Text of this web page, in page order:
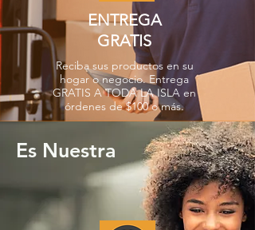
ENTREGA
GRATIS
Reciba sus productos en su
hogar o negocio. Entrega
GRATIS A TODA LA ISLA en
órdenes de $100 o más.
Es Nuestra